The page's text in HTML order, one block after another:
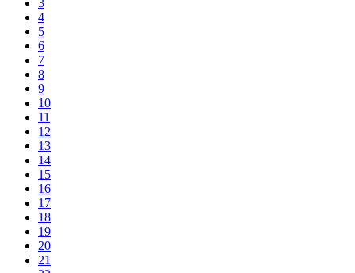
3
4
5
6
7
8
9
10
11
12
13
14
15
16
17
18
19
20
21